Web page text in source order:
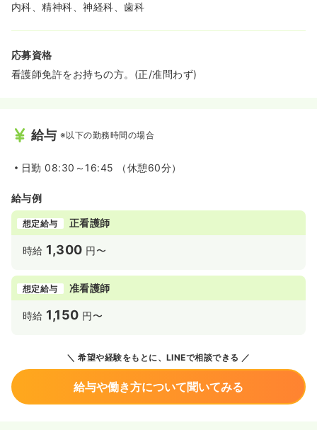
内科、精神科、神経科、歯科
応募資格
看護師免許をお持ちの方。(正/准問わず)
給与 ※以下の勤務時間の場合
日勤 08:30～16:45 （休憩60分）
給与例
想定給与 正看護師
時給 1,300 円〜
想定給与 准看護師
時給 1,150 円〜
希望や経験をもとに、LINEで相談できる
給与や働き方について聞いてみる